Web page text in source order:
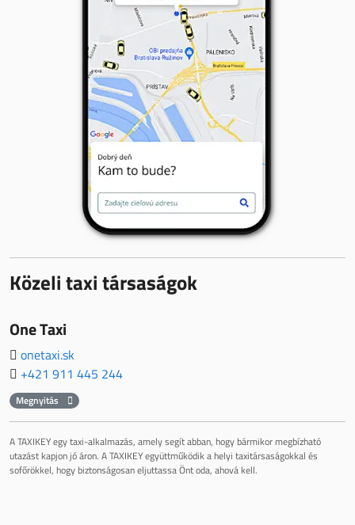
Közeli taxi társaságok
One Taxi
onetaxi.sk
+421 911 445 244
Megnyitás
A TAXIKEY egy taxi-alkalmazás, amely segít abban, hogy bármikor megbízható
utazást kapjon jó áron. A TAXIKEY együttműködik a helyi taxitársaságokkal és
sofőrökkel, hogy biztonságosan eljuttassa Önt oda, ahová kell.